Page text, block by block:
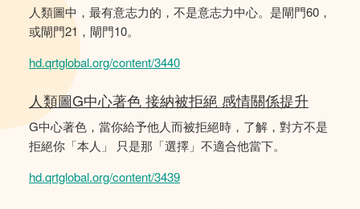
人類圖中，最有意志力的，不是意志力中心。是閘門60，
或閘門21，閘門10。
hd.qrtglobal.org/content/3440
人類圖G中心著色 接納被拒絕 感情關係提升
G中心著色，當你給予他人而被拒絕時，了解，對方不是
拒絕你「本人」 只是那「選擇」不適合他當下。
hd.qrtglobal.org/content/3439